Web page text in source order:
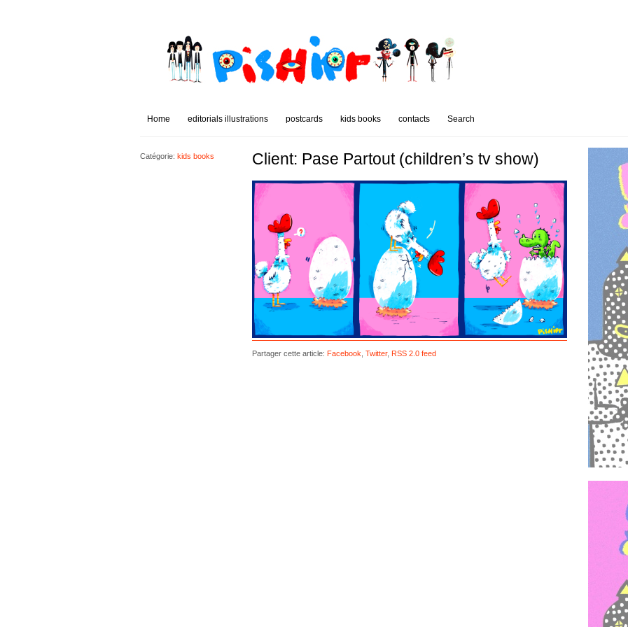
Home editorials illustrations postcards kids books contacts Search
Catégorie: kids books Client: Pase Partout (children’s tv show)
Partager cette article: Facebook Twitter, RSS 2.0 feed